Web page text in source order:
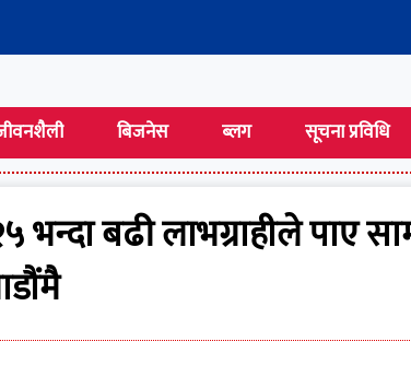
बिजनेस ब्लग सूचना प्रविधि
बढी लाभग्राहीले पाए